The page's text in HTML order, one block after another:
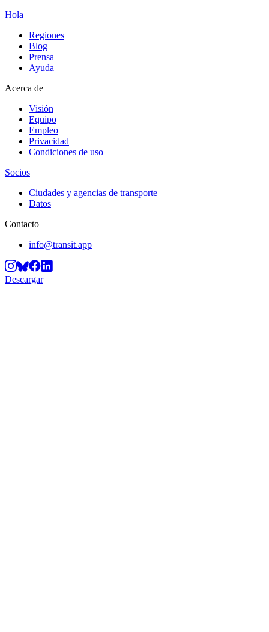
Hola
Regiones
Blog
Prensa
Ayuda
Acerca de
Visión
Equipo
Empleo
Privacidad
Condiciones de uso
Socios
Ciudades y agencias de transporte
Datos
Contacto
info@transit.app
Descargar